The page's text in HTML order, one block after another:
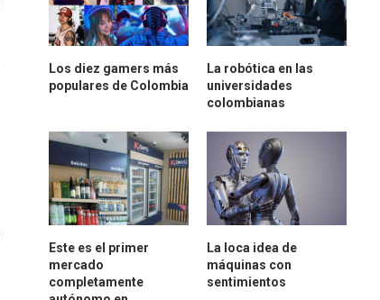
Los diez gamers más
populares de Colombia
La robótica en las
universidades
colombianas
Este es el primer
mercado
completamente
La loca idea de
máquinas con
sentimientos